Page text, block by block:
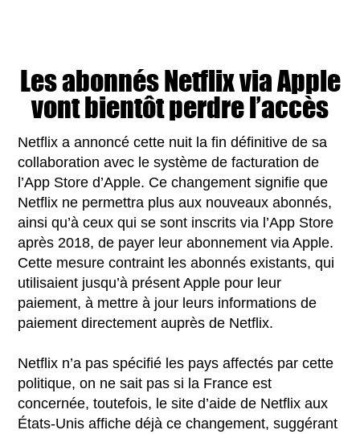
Les abonnés Netflix via Apple
vont bientôt perdre l’accès
Netflix a annoncé cette nuit la fin définitive de sa
collaboration avec le système de facturation de
l’App Store d’Apple. Ce changement signifie que
Netflix ne permettra plus aux nouveaux abonnés,
ainsi qu’à ceux qui se sont inscrits via l’App Store
après 2018, de payer leur abonnement via Apple.
Cette mesure contraint les abonnés existants, qui
utilisaient jusqu’à présent Apple pour leur
paiement, à mettre à jour leurs informations de
paiement directement auprès de Netflix.
Netflix n’a pas spécifié les pays affectés par cette
politique, on ne sait pas si la France est
concernée, toutefois, le site d’aide de Netflix aux
États-Unis affiche déjà ce changement, suggérant